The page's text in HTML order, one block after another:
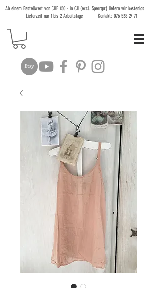
Ab einem Bestellwert von CHF 150.- in CH (excl. Sperrgut) liefern wir kostenlos
Lieferzeit nur 1 bis 2 Arbeitstage Kontakt: 076 538 27 71